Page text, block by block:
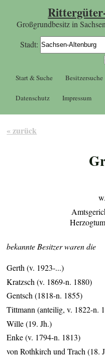
Großgrundbesitz in
Stadt:
Start & Suche Besitzersuche
Datenschutz Impressum
« zurück
bekannte Besitzer waren die
Gerth (v. 1923-...)
Kratzsch (v. 1869-n. 1880)
Gentsch (1818-n. 1855)
Tittmann (anteilig, v. 1822-n.
Wille (19. Jh.)
Enke (v. 1794-n. 1813)
von Rothkirch und Trach (18.